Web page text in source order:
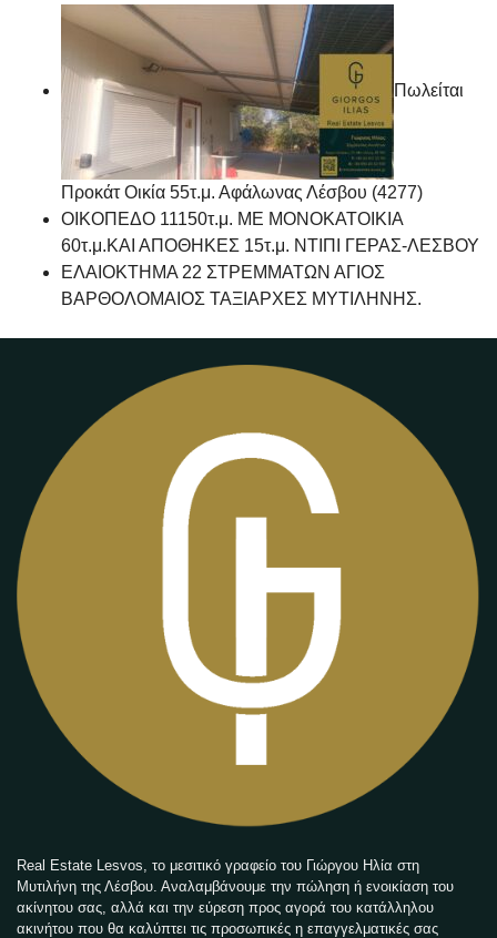
Πωλείται
Προκάτ Οικία 55τ.μ. Αφάλωνας Λέσβου (4277)
ΟΙΚΟΠΕΔΟ 11150τ.μ. ΜΕ ΜΟΝΟΚΑΤΟΙΚΙΑ
60τ.μ.ΚΑΙ ΑΠΟΘΗΚΕΣ 15τ.μ. ΝΤΙΠΙ ΓΕΡΑΣ-ΛΕΣΒΟΥ
ΕΛΑΙΟΚΤΗΜΑ 22 ΣΤΡΕΜΜΑΤΩΝ ΑΓΙΟΣ
ΒΑΡΘΟΛΟΜΑΙΟΣ ΤΑΞΙΑΡΧΕΣ ΜΥΤΙΛΗΝΗΣ.
Real Estate Lesvos, το μεσιτικό γραφείο του Γιώργου Ηλία στη
Μυτιλήνη της Λέσβου. Αναλαμβάνουμε την πώληση ή ενοικίαση του
ακίνητου σας, αλλά και την εύρεση προς αγορά του κατάλληλου
ακινήτου που θα καλύπτει τις προσωπικές η επαγγελματικές σας